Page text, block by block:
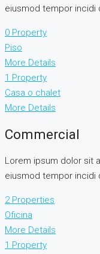
eiusmod tempor incidi
0 Property
Piso
More Details
1 Property
Casa o chalet
More Details
Commercial
Lorem ipsum dolor sit
eiusmod tempor incidi
2 Properties
Oficina
More Details
1 Property